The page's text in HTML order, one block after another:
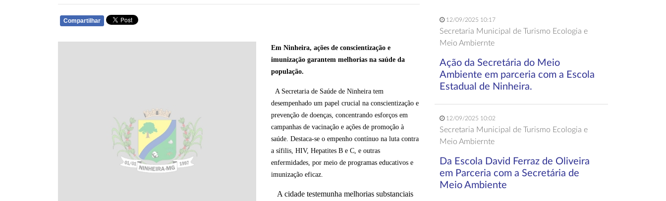
Compartilhar
Em Ninheira, ações de conscientização e
imunização garantem melhorias na saúde da
população.
A Secretaria de Saúde de Ninheira tem
desempenhado um papel crucial na conscientização e
prevenção de doenças, concentrando esforços em
campanhas de vacinação e ações de promoção à
saúde. Destaca-se o empenho contínuo na luta contra
a sífilis, HIV, Hepatites B e C, e outras
enfermidades, por meio de programas educativos e
imunização eficaz.
A cidade testemunha melhorias substanciais
12/09/2025 10:17
Secretaria Municipal de Turismo Ecologia e
Meio Ambiernte
Ação da Secretária do Meio
Ambiente em parceria com a Escola
Estadual de Ninheira.
12/09/2025 10:02
Secretaria Municipal de Turismo Ecologia e
Meio Ambiernte
Da Escola David Ferraz de Oliveira
em Parceria com a Secretária de
Meio Ambiente